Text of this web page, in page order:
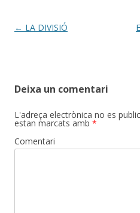
Post
← LA DIVISIÓ
Deixa un comentari
L'adreça electrònica no es
estan marcats amb *
Comentari